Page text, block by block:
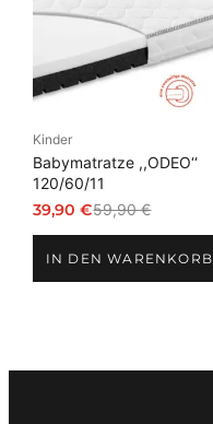
Kinder
Babymatratze ,,ODEO‘‘
120/60/11
59,90€
Ursprünglicher
war:
39,90€
Aktueller
ist:IN DEN WARENKORB